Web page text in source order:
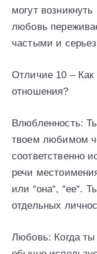
могут
любовь
частыми и
Отличие 10 –
отношения?
Влюбленность:
твоем любимом
соответственно
речи
или “она“, “ее“.
отдельных
Любовь: Когда